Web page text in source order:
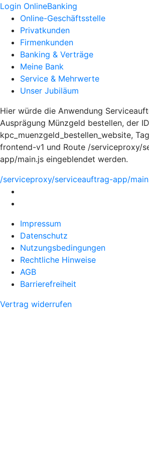
Login OnlineBanking
Online-Geschäftsstelle
Privatkunden
Firmenkunden
Banking & Verträge
Meine Bank
Service & Mehrwerte
Unser Jubiläum
Hier würde die Anwendung
Ausprägung Münzgeld bestellen, der ID
kpc_muenzgeld_bestellen_website,
frontend-v1 und Route /serviceproxy/
app/main.js eingeblendet werden.
/serviceproxy/serviceauftrag-app/
Impressum
Datenschutz
Nutzungsbedingungen
Rechtliche Hinweise
AGB
Barrierefreiheit
Vertrag widerrufen